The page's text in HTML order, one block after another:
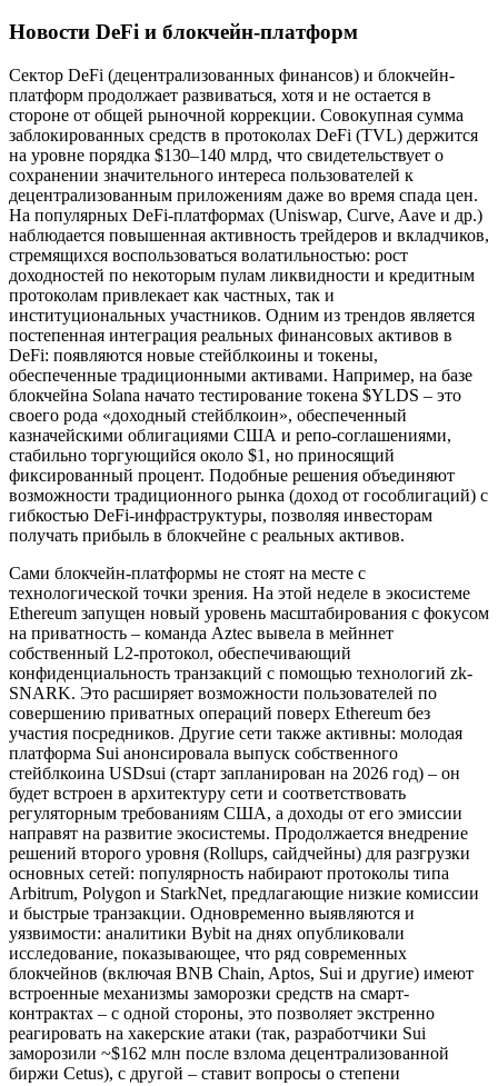
Новости DeFi и блокчейн-платформ
Сектор DeFi (децентрализованных финансов) и блокчейн-
платформ продолжает развиваться, хотя и не остается в
стороне от общей рыночной коррекции. Совокупная сумма
заблокированных средств в протоколах DeFi (TVL) держится
на уровне порядка $130–140 млрд, что свидетельствует о
сохранении значительного интереса пользователей к
децентрализованным приложениям даже во время спада цен.
На популярных DeFi-платформах (Uniswap, Curve, Aave и др.)
наблюдается повышенная активность трейдеров и вкладчиков,
стремящихся воспользоваться волатильностью: рост
доходностей по некоторым пулам ликвидности и кредитным
протоколам привлекает как частных, так и
институциональных участников. Одним из трендов является
постепенная интеграция реальных финансовых активов в
DeFi: появляются новые стейблкоины и токены,
обеспеченные традиционными активами. Например, на базе
блокчейна Solana начато тестирование токена $YLDS – это
своего рода «доходный стейблкоин», обеспеченный
казначейскими облигациями США и репо-соглашениями,
стабильно торгующийся около $1, но приносящий
фиксированный процент. Подобные решения объединяют
возможности традиционного рынка (доход от гособлигаций) с
гибкостью DeFi-инфраструктуры, позволяя инвесторам
получать прибыль в блокчейне с реальных активов.
Сами блокчейн-платформы не стоят на месте с
технологической точки зрения. На этой неделе в экосистеме
Ethereum запущен новый уровень масштабирования с фокусом
на приватность – команда Aztec вывела в мейннет
собственный L2-протокол, обеспечивающий
конфиденциальность транзакций с помощью технологий zk-
SNARK. Это расширяет возможности пользователей по
совершению приватных операций поверх Ethereum без
участия посредников. Другие сети также активны: молодая
платформа Sui анонсировала выпуск собственного
стейблкоина USDsui (старт запланирован на 2026 год) – он
будет встроен в архитектуру сети и соответствовать
регуляторным требованиям США, а доходы от его эмиссии
направят на развитие экосистемы. Продолжается внедрение
решений второго уровня (Rollups, сайдчейны) для разгрузки
основных сетей: популярность набирают протоколы типа
Arbitrum, Polygon и StarkNet, предлагающие низкие комиссии
и быстрые транзакции. Одновременно выявляются и
уязвимости: аналитики Bybit на днях опубликовали
исследование, показывающее, что ряд современных
блокчейнов (включая BNB Chain, Aptos, Sui и другие) имеют
встроенные механизмы заморозки средств на смарт-
контрактах – с одной стороны, это позволяет экстренно
реагировать на хакерские атаки (так, разработчики Sui
заморозили ~$162 млн после взлома децентрализованной
биржи Cetus), с другой – ставит вопросы о степени